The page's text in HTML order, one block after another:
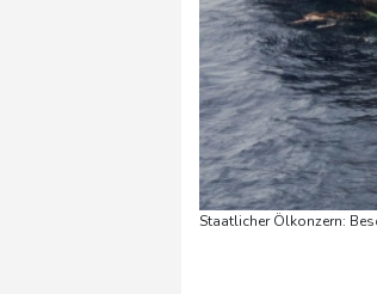
Staatlicher Ölkonzern: